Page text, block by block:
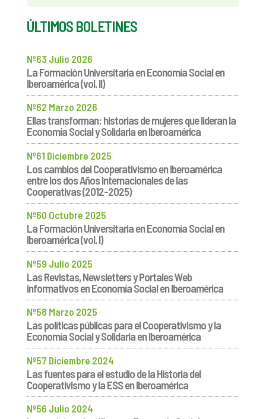
ÚLTIMOS BOLETINES
Nº63 Julio 2026
La Formación Universitaria en Economía Social en
Iberoamérica (vol. II)
Nº62 Marzo 2026
Ellas transforman: historias de mujeres que lideran la
Economía Social y Solidaria en Iberoamérica
Nº61 Diciembre 2025
Los cambios del Cooperativismo en Iberoamérica
entre los dos Años Internacionales de las
Cooperativas (2012-2025)
Nº60 Octubre 2025
La Formación Universitaria en Economía Social en
Iberoamérica (vol. I)
Nº59 Julio 2025
Las Revistas, Newsletters y Portales Web
informativos en Economía Social en Iberoamérica
Nº58 Marzo 2025
Las políticas públicas para el Cooperativismo y la
Economía Social y Solidaria en Iberoamérica
Nº57 Diciembre 2024
Las fuentes para el estudio de la Historia del
Cooperativismo y la ESS en Iberoamérica
Nº56 Julio 2024